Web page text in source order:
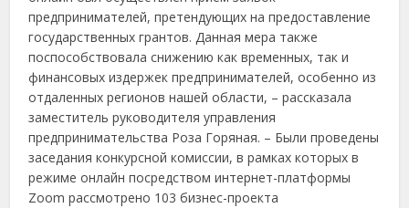
предпринимателей, претендующих на предоставление
государственных грантов. Данная мера также
поспособствовала снижению как временных, так и
финансовых издержек предпринимателей, особенно из
отдаленных регионов нашей области, – рассказала
заместитель руководителя управления
предпринимательства Роза Горяная. – Были проведены
заседания конкурсной комиссии, в рамках которых в
режиме онлайн посредством интернет-платформы
Zoom рассмотрено 103 бизнес-проекта